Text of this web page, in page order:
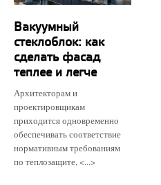
Вакуумный
стеклоблок: как
сделать фасад
теплее и легче
Архитекторам и
проектировщикам
приходится одновременно
обеспечивать соответствие
нормативным требованиям
по теплозащите, <...>